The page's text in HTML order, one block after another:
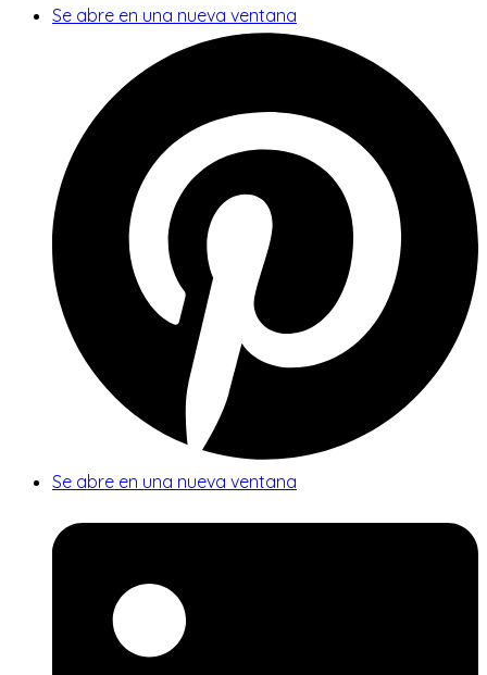
Se abre en una nueva ventana
Se abre en una nueva ventana